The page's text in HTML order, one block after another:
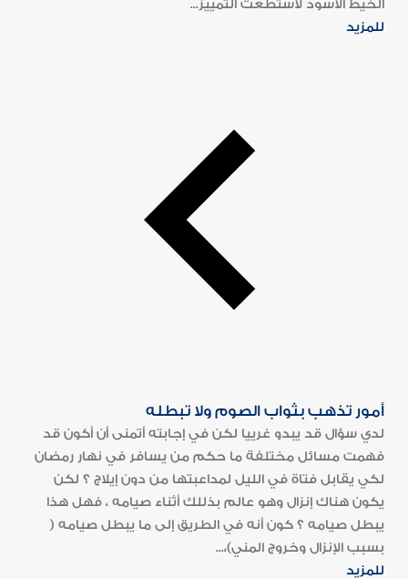
الخيط الأسود لاستطعت التمييز...
للمزيد
أمور تذهب بثواب الصوم ولا تبطله
لدي سؤال قد يبدو غرييا لكن في إجابته أتمنى أن أكون قد
فهمت مسائل مختلفة ما حكم من يسافر في نهار رمضان
لكي يقابل فتاة في الليل لمداعبتها من دون إيلاج ؟ لكن
يكون هناك إنزال وهو عالم بذللك أثناء صيامه ، فهل هذا
يبطل صيامه ؟ كون أنه في الطريق إلى ما يبطل صيامه (
بسبب الإنزال وخروج المني)،...
للمزيد